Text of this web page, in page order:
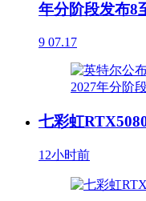
年分阶段发布8
9 07.17
七彩虹
12小时前